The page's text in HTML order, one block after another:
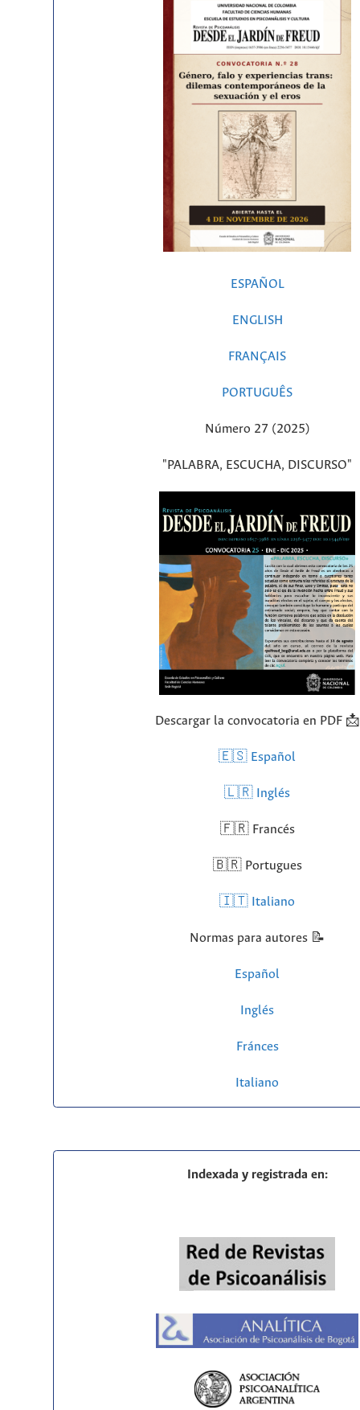
ESPAÑOL
ENGLISH
FRANÇAIS
PORTUGUÊS
Número 27 (2025)
"PALABRA, ESCUCHA, DISCURSO"
Descargar la convocatoria en PDF 📩
🇪🇸 Español
🇱🇷 Inglés
🇫🇷 Francés
🇧🇷 Portugues
🇮🇹 Italiano
Normas para autores 📝
Español
Inglés
Fránces
Italiano
Indexada y registrada en: